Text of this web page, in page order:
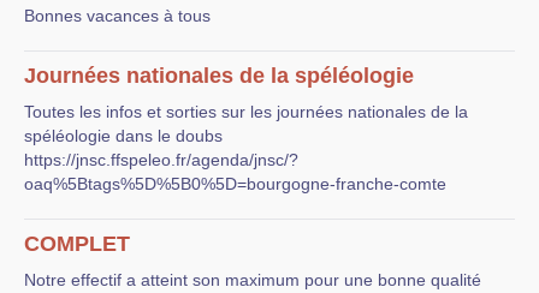
Bonnes vacances à tous
Journées nationales de la spéléologie
Toutes les infos et sorties sur les journées nationales de la
spéléologie dans le doubs
https://jnsc.ffspeleo.fr/agenda/jnsc/?
oaq%5Btags%5D%5B0%5D=bourgogne-franche-comte
COMPLET
Notre effectif a atteint son maximum pour une bonne qualité